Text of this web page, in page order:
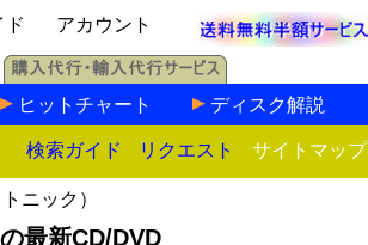
ド アカウント
ヒットチャート ディスク解説
検索ガイド リクエスト サイトマップ
ニック）
最新CD/DVD